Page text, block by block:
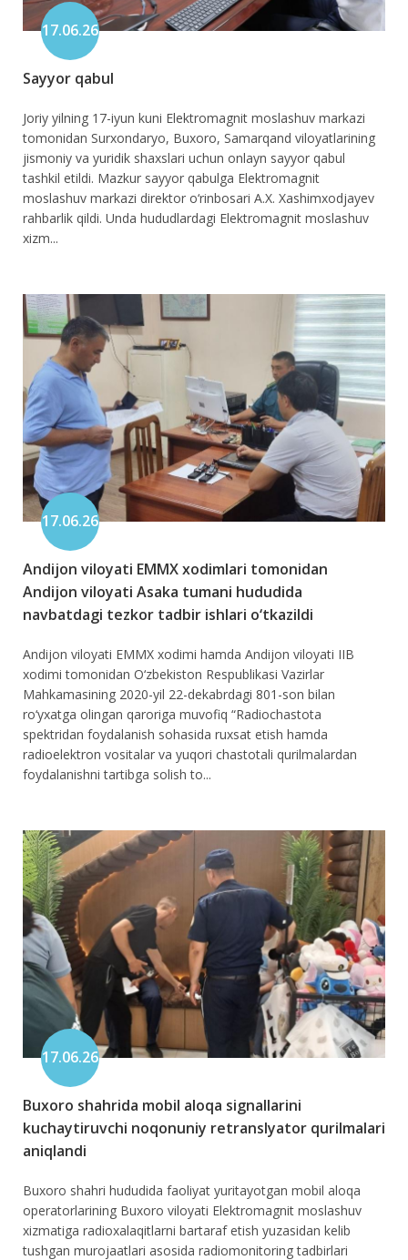
17.06.26
Sayyor qabul
Joriy yilning 17-iyun kuni Elektromagnit moslashuv markazi
tomonidan Surxondaryo, Buxoro, Samarqand viloyatlarining
jismoniy va yuridik shaxslari uchun onlayn sayyor qabul
tashkil etildi. Mazkur sayyor qabulga Elektromagnit
moslashuv markazi direktor o‘rinbosari A.X. Xashimxodjayev
rahbarlik qildi. Unda hududlardagi Elektromagnit moslashuv
xizm...
17.06.26
Andijon viloyati EMMX xodimlari tomonidan
Andijon viloyati Asaka tumani hududida
navbatdagi tezkor tadbir ishlari o‘tkazildi
Andijon viloyati EMMX xodimi hamda Andijon viloyati IIB
xodimi tomonidan O‘zbekiston Respublikasi Vazirlar
Mahkamasining 2020-yil 22-dekabrdagi 801-son bilan
ro‘yxatga olingan qaroriga muvofiq “Radiochastota
spektridan foydalanish sohasida ruxsat etish hamda
radioelektron vositalar va yuqori chastotali qurilmalardan
foydalanishni tartibga solish to...
17.06.26
Buxoro shahrida mobil aloqa signallarini
kuchaytiruvchi noqonuniy retranslyator qurilmalari
aniqlandi
Buxoro shahri hududida faoliyat yuritayotgan mobil aloqa
operatorlarining Buxoro viloyati Elektromagnit moslashuv
xizmatiga radioxalaqitlarni bartaraf etish yuzasidan kelib
tushgan murojaatlari asosida radiomonitoring tadbirlari